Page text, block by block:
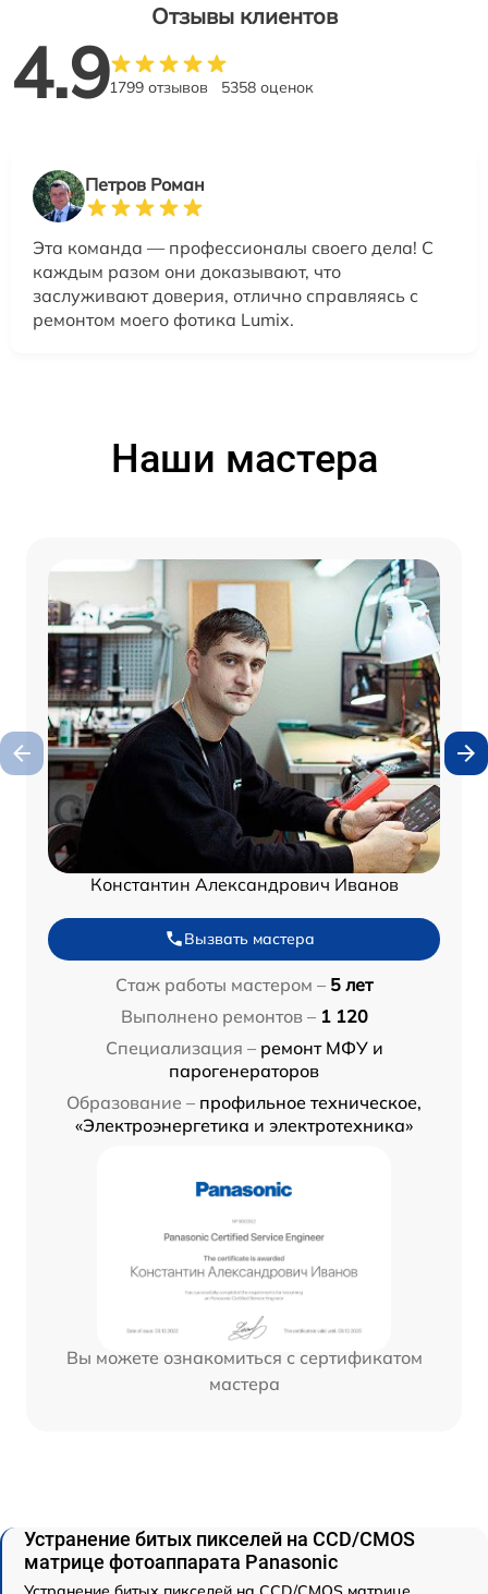
Отзывы клиентов
4.91799 отзывов 5358 оценок
Петров Роман
Эта команда — профессионалы своего дела! С
каждым разом они доказывают, что
заслуживают доверия, отлично справляясь с
ремонтом моего фотика Lumix.
Наши мастера
Константин Александрович Иванов
Вызвать мастера
Стаж работы мастером – 5 лет
Выполнено ремонтов – 1 120
Специализация – ремонт МФУ и
парогенераторов
Образование – профильное техническое,
«Электроэнергетика и электротехника»
Вы можете ознакомиться с сертификатом
мастера
Устранение битых пикселей на CCD/CMOS
матрице фотоаппарата Panasonic